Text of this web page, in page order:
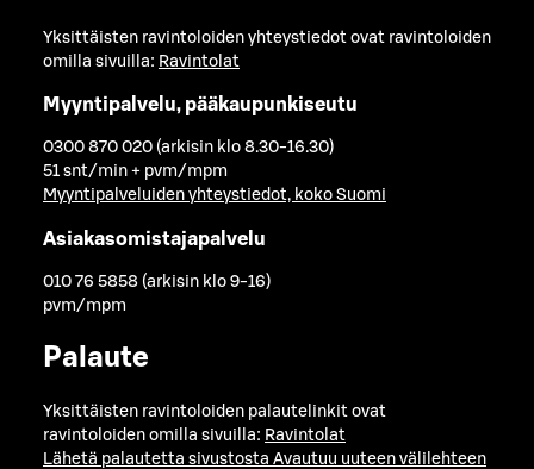
Yksittäisten ravintoloiden yhteystiedot ovat ravintoloiden
omilla sivuilla: Ravintolat
Myyntipalvelu, pääkaupunkiseutu
0300 870 020 (arkisin klo 8.30-16.30)
51 snt/min + pvm/mpm
Myyntipalveluiden yhteystiedot, koko Suomi
Asiakasomistajapalvelu
010 76 5858 (arkisin klo 9-16)
pvm/mpm
Palaute
Yksittäisten ravintoloiden palautelinkit ovat
ravintoloiden omilla sivuilla: Ravintolat
Lähetä palautetta sivustosta Avautuu uuteen välilehteen